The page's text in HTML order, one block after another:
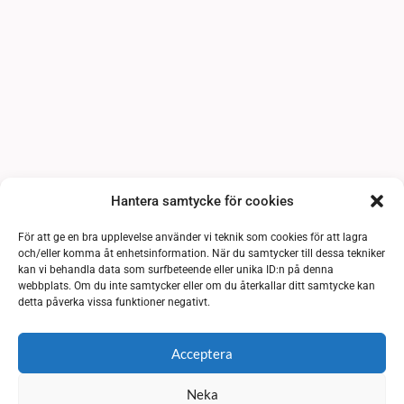
Hantera samtycke för cookies
För att ge en bra upplevelse använder vi teknik som cookies för att lagra
och/eller komma åt enhetsinformation. När du samtycker till dessa tekniker
kan vi behandla data som surfbeteende eller unika ID:n på denna
webbplats. Om du inte samtycker eller om du återkallar ditt samtycke kan
detta påverka vissa funktioner negativt.
Acceptera
Neka